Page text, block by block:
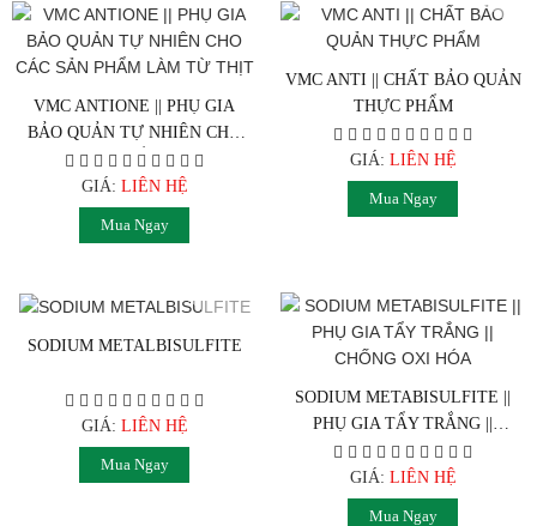
VMC ANTIONE || PHỤ GIA
BẢO QUẢN TỰ NHIÊN CHO
CÁC SẢN PHẨM LÀM TỪ
THỊT
GIÁ: LIÊN HỆ
Mua Ngay
VMC ANTI || CHẤT BẢO QUẢN
THỰC PHẨM
GIÁ: LIÊN HỆ
Mua Ngay
SODIUM METALBISULFITE
GIÁ: LIÊN HỆ
Mua Ngay
SODIUM METABISULFITE ||
PHỤ GIA TẨY TRẮNG ||
CHỐNG OXI HÓA
GIÁ: LIÊN HỆ
Mua Ngay